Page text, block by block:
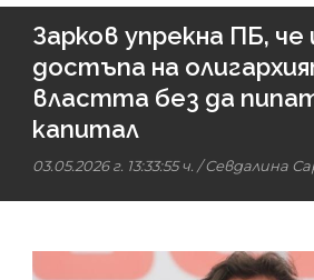
Зарков упрекна ПБ,
достъпа на
властта без да
капитал
03.05.2026 г. 13:33:55 ч. /Севдалина